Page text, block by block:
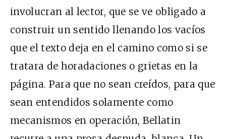
involucran al lector, que se ve obligado a
construir un sentido llenando los vacíos
que el texto deja en el camino como si se
tratara de horadaciones o grietas en la
página. Para que no sean creídos, para que
sean entendidos solamente como
mecanismos en operación, Bellatin